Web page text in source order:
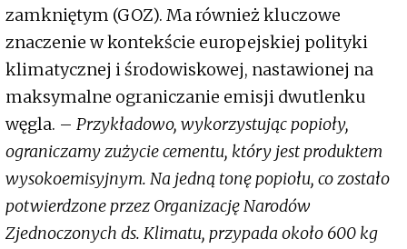
zamkniętym (GOZ). Ma również kluczowe
znaczenie w kontekście europejskiej polityki
klimatycznej i środowiskowej, nastawionej na
maksymalne ograniczanie emisji dwutlenku
węgla. – Przykładowo, wykorzystując popioły,
ograniczamy zużycie cementu, który jest produktem
wysokoemisyjnym. Na jedną tonę popiołu, co zostało
potwierdzone przez Organizację Narodów
Zjednoczonych ds. Klimatu, przypada około 600 kg